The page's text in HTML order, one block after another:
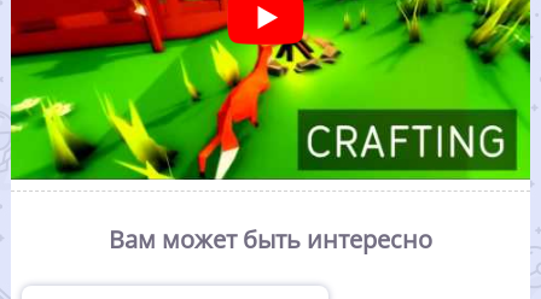
Вам может быть интересно